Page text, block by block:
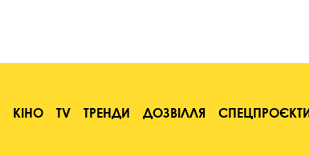
КІНО TV ТРЕНДИ ДОЗВІЛЛЯ